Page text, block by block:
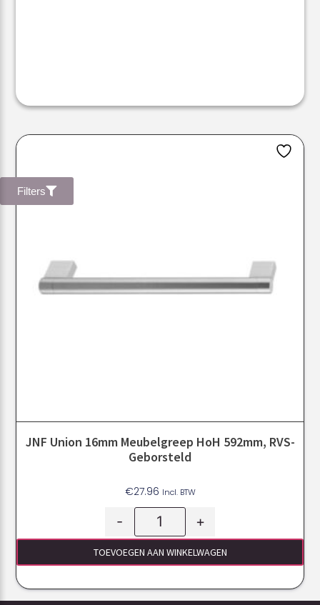
Filters
JNF Union 16mm Meubelgreep HoH 592mm, RVS-
Geborsteld
€27.96 Incl. BTW
- +
TOEVOEGEN AAN WINKELWAGEN